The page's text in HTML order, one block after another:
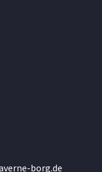
borg.de